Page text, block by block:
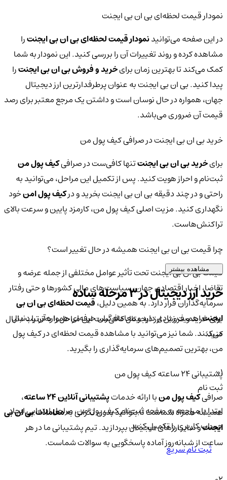
نمودار قیمت لحظه‌ای بی ان بی ایجنت
در این صفحه می‌توانیدنمودار قیمت لحظه‌ای بی ان بی ایجنترا
مشاهده کرده و روند تغییرات آن را بررسی کنید. این نمودار به شما
کمک می‌کند تا بهترین زمان برایخرید و فروش بی ان بی ایجنترا
پیدا کنید. بی ان بی ایجنت به عنوان پرطرفدارترین ارز دیجیتال
جهان، همواره در حال نوسان است و داشتن یک مرجع معتبر برای رصد
قیمت آن ضروری می‌باشد.
خرید بی ان بی ایجنت در صرافی کیف پول من
برایخرید بی ان بی ایجنتتنها کافی‌ست در صرافیکیف پول من
ثبت‌نام و احراز هویت کنید. پس از تکمیل این مراحل، می‌توانید به
راحتی و در چند دقیقه بی ان بی ایجنت بخرید و درکیف پول امنخود
نگهداری کنید. مزیت اصلی کیف پول من، کارمزد پایین و سرعت بالای
تراکنش‌هاست.
چرا قیمت بی ان بی ایجنت همیشه در حال تغییر است؟
قیمت بی ان بی ایجنت تحت تأثیر عوامل مختلفی از جمله عرضه و
تقاضا، اخبار اقتصادی جهان، سیاست‌های مالی کشورها و حتی رفتار
سرمایه‌گذاران قرار دارد. به همین دلیل،قیمت لحظه‌ای بی ان بی
ایجنتاهمیت زیادی دارد و معامله‌گران حرفه‌ای همواره آن را دنبال
می‌کنند. شما نیز می‌توانید با مشاهده قیمت لحظه‌ای در کیف پول
من، بهترین تصمیم‌های سرمایه‌گذاری را بگیرید.
پشتیبانی ۲۴ ساعته کیف پول من
صرافیکیف پول منبا ارائه خدماتپشتیبانی آنلاین ۲۴ ساعته
،
همیشه همراه شماست تا بتوانید بدون نگرانی بهمعاملات بی ان بی
ایجنتو سایر ارزهای دیجیتال بپردازید. تیم پشتیبانی ما در هر
ساعت از شبانه‌روز آماده پاسخگویی به سوالات شماست.
مشاهده بیشتر
خرید ارز دیجیتال در 3 مرحله ساده
برای خرید و فروش ارز دیجیتال کافی‌ست این مراحل را به‌ترتیب دنبال
کنید:
01
ثبت نام
ابتدا با مراجعه به صفحه ثبت‌نام کیف‌ پول من، مراحل ابتدایی ایجاد
حساب کاربری را تکمیل کنید.
ثبت نام سریع